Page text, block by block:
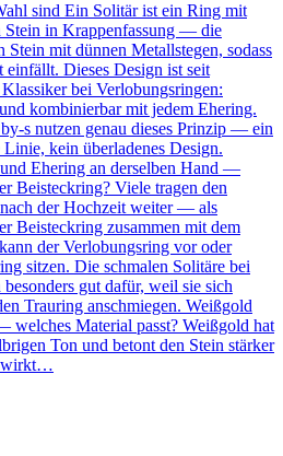
sind Ein Solitär ist ein Ring mit
Stein in Krappenfassung — die
Stein mit dünnen Metallstegen, sodass
einfällt. Dieses Design ist seit
bei Verlobungsringen:
kombinierbar mit jedem Ehering.
s nutzen genau dieses Prinzip — ein
Linie, kein überladenes Design.
Ehering an derselben Hand —
Beisteckring? Viele tragen den
der Hochzeit weiter — als
Beisteckring zusammen mit dem
der Verlobungsring vor oder
sitzen. Die schmalen Solitäre bei
gut dafür, weil sie sich
Trauring anschmiegen. Weißgold
welches Material passt? Weißgold hat
Ton und betont den Stein stärker
wirkt…